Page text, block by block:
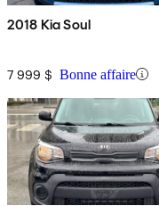
2018 Kia Soul
7 999 $ Bonne affaire